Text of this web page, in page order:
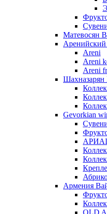
Матевосян
Areni
Areni
Areni
Gevorkian
Армения
OLD